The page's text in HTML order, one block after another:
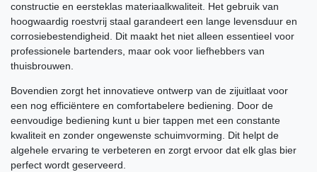
constructie en eersteklas materiaalkwaliteit. Het gebruik van
hoogwaardig roestvrij staal garandeert een lange levensduur en
corrosiebestendigheid. Dit maakt het niet alleen essentieel voor
professionele bartenders, maar ook voor liefhebbers van
thuisbrouwen.
Bovendien zorgt het innovatieve ontwerp van de zijuitlaat voor
een nog efficiëntere en comfortabelere bediening. Door de
eenvoudige bediening kunt u bier tappen met een constante
kwaliteit en zonder ongewenste schuimvorming. Dit helpt de
algehele ervaring te verbeteren en zorgt ervoor dat elk glas bier
perfect wordt geserveerd.